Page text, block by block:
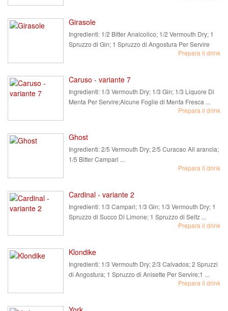
Girasole
Ingredienti: 1/2 Bitter Analcolico; 1/2 Vermouth Dry; 1
Spruzzo di Gin; 1 Spruzzo di Angostura Per Servire
Prepara il drink
Caruso - variante 7
Ingredienti: 1/3 Vermouth Dry; 1/3 Gin; 1/3 Liquore Di
Menta Per Servire;Alcune Foglie di Menta Fresca ...
Prepara il drink
Ghost
Ingredienti:2/5 Vermouth Dry; 2/5 Curacao All arancia;
1/5 Bitter Campari ...
Prepara il drink
Cardinal - variante 2
Ingredienti: 1/3 Campari; 1/3 Gin; 1/3 Vermouth Dry; 1
Spruzzo di Succo Di Limone; 1 Spruzzo di Seltz ...
Prepara il drink
Klondike
Ingredienti: 1/3 Vermouth Dry; 2/3 Calvados; 2 Spruzzi
di Angostura; 1 Spruzzo di Anisette Per Servire;1 ...
Prepara il drink